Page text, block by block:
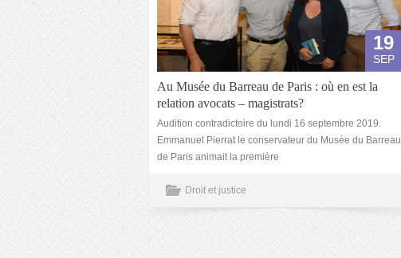
19
SEP
Au Musée du Barreau de Paris : où en est la
relation avocats – magistrats?
Audition contradictoire du lundi 16 septembre 2019.
Emmanuel Pierrat le conservateur du Musée du Barreau
de Paris animait la première
Droit et justice